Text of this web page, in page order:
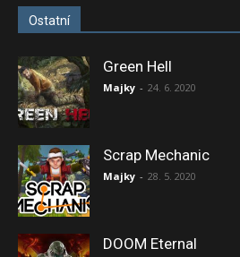
Ostatní
Green Hell
Majky - 24. 6. 2020
Scrap Mechanic
Majky - 28. 5. 2020
DOOM Eternal